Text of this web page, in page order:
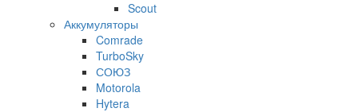
Scout
Аккумуляторы
Comrade
TurboSky
СОЮЗ
Motorola
Hytera